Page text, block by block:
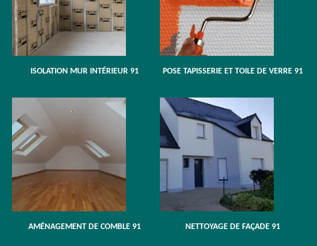
ISOLATION MUR INTÉRIEUR 91 POSE TAPISSERIE ET TOILE DE VERRE 91
AMÉNAGEMENT DE COMBLE 91 NETTOYAGE DE FAÇADE 91